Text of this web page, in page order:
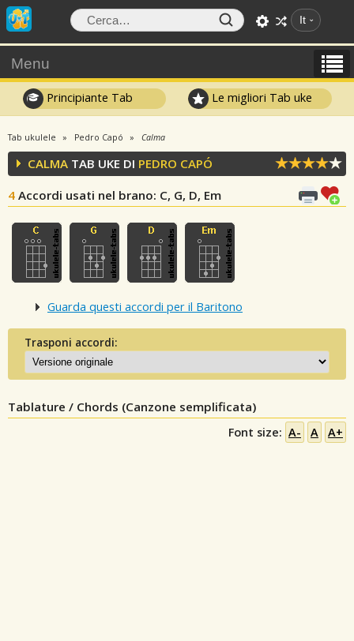
It
Menu
Principiante Tab Le migliori Tab uke
Tab ukulele Pedro Capó Calma
CALMA TAB UKE DI PEDRO CAPÓ
4 Accordi usati nel brano: C, G, D, Em
Guarda questi accordi per il Baritono
Trasponi accordi:
Tablature / Chords (Canzone semplificata)
Font size: A- A A+